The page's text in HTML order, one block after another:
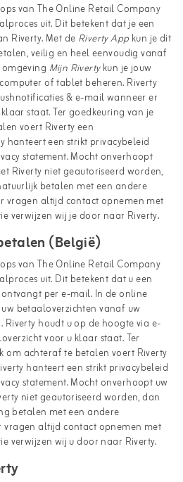
van The Online Retail Company
uit. Dit betekent dat je een
Riverty. Met de Riverty App kun je dit
veilig en heel eenvoudig vanaf
Mijn Rivertykun je jouw
of tablet beheren. Riverty
& e-mail wanneer er
staat. Ter goedkeuring van je
voert Riverty een
hanteert een strikt privacybeleid
statement. Mocht onverhoopt
Riverty niet geautoriseerd worden,
betalen met een andere
vragen altijd contact opnemen met
verwijzen wij je door naar Riverty.
(België)
van The Online Retail Company
uit. Dit betekent dat u een
per e-mail. In de online
betaaloverzichten vanaf uw
houdt u op de hoogte via e-
voor u klaar staat. Ter
om achteraf te betalen voert Riverty
hanteert een strikt privacybeleid
statement. Mocht onverhoopt uw
niet geautoriseerd worden, dan
betalen met een andere
vragen altijd contact opnemen met
verwijzen wij u door naar Riverty.